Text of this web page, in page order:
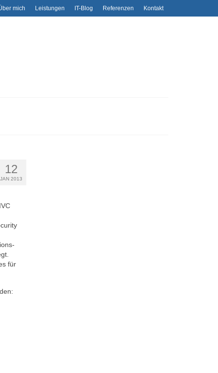
mich Leistungen IT-Blog Referenzen Kontakt
12
JAN 2013
für